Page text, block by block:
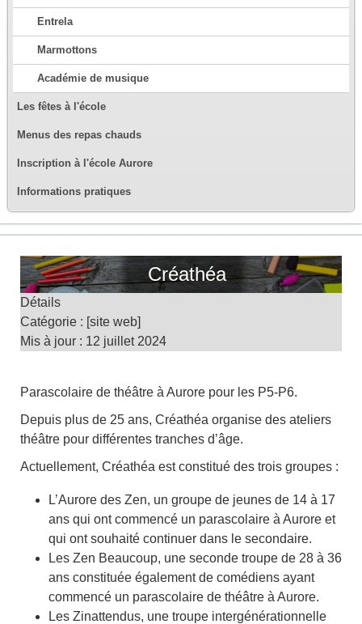
Entrela
Marmottons
Académie de musique
Les fêtes à l'école
Menus des repas chauds
Inscription à l'école Aurore
Informations pratiques
Créathéa
Détails
Catégorie : [site web]
Mis à jour : 12 juillet 2024
Parascolaire de théâtre à Aurore pour les P5-P6.
Depuis plus de 25 ans, Créathéa organise des ateliers
théâtre pour différentes tranches d’âge.
Actuellement, Créathéa est constitué des trois groupes :
L’Aurore des Zen, un groupe de jeunes de 14 à 17
ans qui ont commencé un parascolaire à Aurore et
qui ont souhaité continuer dans le secondaire.
Les Zen Beaucoup, une seconde troupe de 28 à 36
ans constituée également de comédiens ayant
commencé un parascolaire de théâtre à Aurore.
Les Zinattendus, une troupe intergénérationnelle